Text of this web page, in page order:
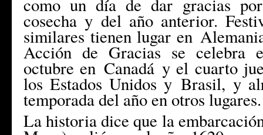
como un día de dar gracias
cosecha y del año anterior.
similares tienen lugar en
Acción de Gracias se celebra
octubre en Canadáy el cuarto
los Estados Unidos yBrasil, y
temporada del año en otros lugares.
La historia dice que la